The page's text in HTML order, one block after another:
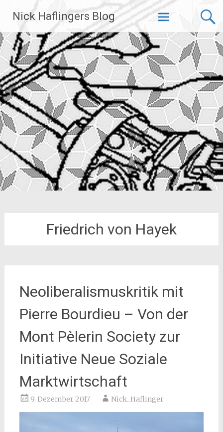
Inhalt
springen
Nick Haflingers Blog
Friedrich von Hayek
Neoliberalismuskritik mit
Pierre Bourdieu – Von der
Mont Pèlerin Society zur
Initiative Neue Soziale
Marktwirtschaft
9. Dezember 2017 Nick_Haflinger